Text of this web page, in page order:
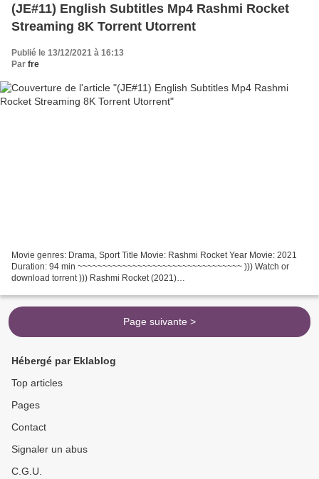
(JE#11) English Subtitles Mp4 Rashmi Rocket
Streaming 8K Torrent Utorrent
Publié le 13/12/2021 à 16:13
Par fre
Movie genres: Drama, Sport Title Movie: Rashmi Rocket Year Movie: 2021
Duration: 94 min ~~~~~~~~~~~~~~~~~~~~~~~~~~~~~~~~~ ))) Watch or
download torrent ))) Rashmi Rocket (2021)
Actors: Taapsee...
Page suivante >
Hébergé par Eklablog
Top articles
Pages
Contact
Signaler un abus
C.G.U.